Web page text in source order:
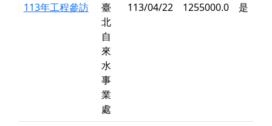
113年工程參訪
臺
北
自
來
水
事
業
處
113/04/22 1255000.0 是